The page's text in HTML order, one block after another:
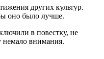
других культур.
оно было лучше.
в повестку, не
немало внимания.